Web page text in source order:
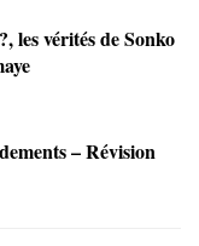
vérités de Sonko
– Révision